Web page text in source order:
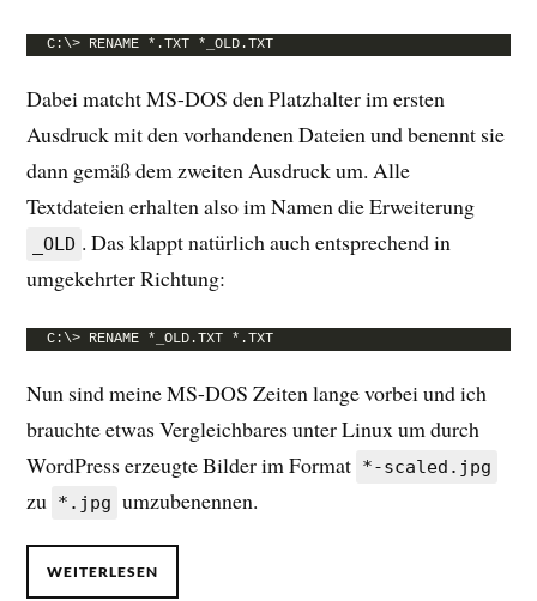
C:\> RENAME *.TXT *_OLD.TXT
Dabei matcht MS-DOS den Platzhalter im ersten
Ausdruck mit den vorhandenen Dateien und benennt sie
dann gemäß dem zweiten Ausdruck um. Alle
Textdateien erhalten also im Namen die Erweiterung
_OLD . Das klappt natürlich auch entsprechend in
umgekehrter Richtung:
C:\> RENAME *_OLD.TXT *.TXT
Nun sind meine MS-DOS Zeiten lange vorbei und ich
brauchte etwas Vergleichbares unter Linux um durch
WordPress erzeugte Bilder im Format *-scaled.jpg
zu *.jpg umzubenennen.
WEITERLESEN